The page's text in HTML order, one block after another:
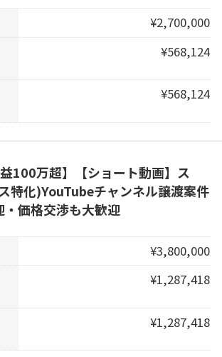
¥2,700,000
¥568,124
¥568,124
益100万超】【ショート動画】ス
特化)YouTubeチャンネル譲渡案件
・価格交渉も大歓迎
¥3,800,000
¥1,287,418
¥1,287,418